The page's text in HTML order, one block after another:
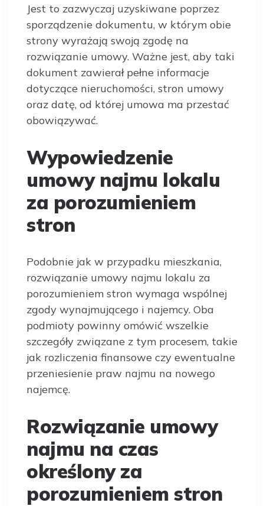
Jest to zazwyczaj uzyskiwane poprzez
sporządzenie dokumentu, w którym obie
strony wyrażają swoją zgodę na
rozwiązanie umowy. Ważne jest, aby taki
dokument zawierał pełne informacje
dotyczące nieruchomości, stron umowy
oraz datę, od której umowa ma przestać
obowiązywać.
Wypowiedzenie
umowy najmu lokalu
za porozumieniem
stron
Podobnie jak w przypadku mieszkania,
rozwiązanie umowy najmu lokalu za
porozumieniem stron wymaga wspólnej
zgody wynajmującego i najemcy. Oba
podmioty powinny omówić wszelkie
szczegóły związane z tym procesem, takie
jak rozliczenia finansowe czy ewentualne
przeniesienie praw najmu na nowego
najemcę.
Rozwiązanie umowy
najmu na czas
określony za
porozumieniem stron